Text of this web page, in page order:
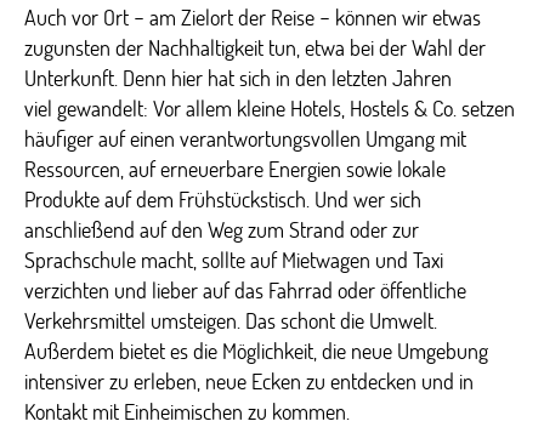
Auch vor Ort − am Zielort der Reise − können wir etwas
zugunsten der Nachhaltigkeit tun, etwa bei der Wahl der
Unterkunft. Denn hier hat sich in den letzten Jahren
viel gewandelt: Vor allem kleine Hotels, Hostels & Co. setzen
häufiger auf einen verantwortungsvollen Umgang mit
Ressourcen, auf erneuerbare Energien sowie lokale
Produkte auf dem Frühstückstisch. Und wer sich
anschließend auf den Weg zum Strand oder zur
Sprachschule macht, sollte auf Mietwagen und Taxi
verzichten und lieber auf das Fahrrad oder öffentliche
Verkehrsmittel umsteigen. Das schont die Umwelt.
Außerdem bietet es die Möglichkeit, die neue Umgebung
intensiver zu erleben, neue Ecken zu entdecken und in
Kontakt mit Einheimischen zu kommen.